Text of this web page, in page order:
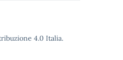
4.0 Italia.